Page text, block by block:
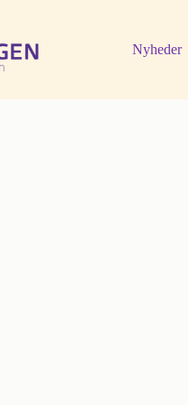
Nyheder